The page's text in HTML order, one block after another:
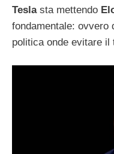
Teslasta mettendo
fondamentale: ovvero
politica onde evitare il